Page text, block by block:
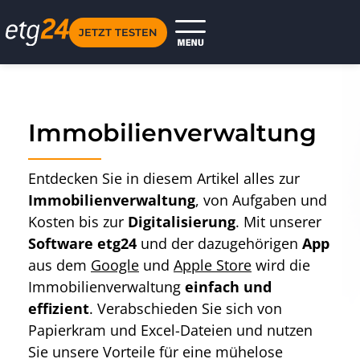
JETZT TESTEN
Immobilienverwaltung
Entdecken Sie in diesem Artikel alles zur
Immobilienverwaltung, von Aufgaben und
Kosten bis zur Digitalisierung. Mit unserer
Software etg24 und der dazugehörigen App
aus dem Google und Apple Store wird die
Immobilienverwaltung einfach und
effizient. Verabschieden Sie sich von
Papierkram und Excel-Dateien und nutzen
Sie unsere Vorteile für eine mühelose